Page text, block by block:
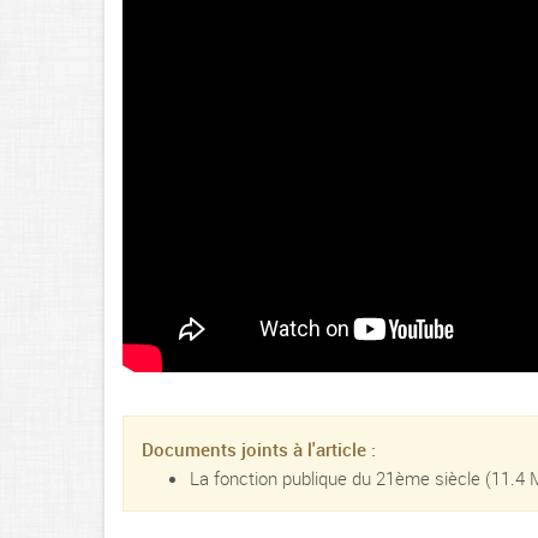
Documents joints à l'article :
La fonction publique du 21ème siècle (11.4